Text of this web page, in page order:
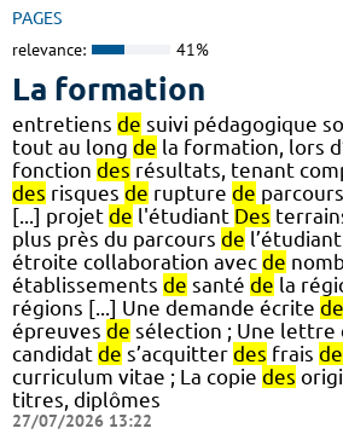
PAGES
relevance: 41%
La formation
entretiens de suivi pédagogique
tout au long de la formation, lors
fonction des résultats, tenant
des risques de rupture de parcours
[...] projet de l'étudiant Des
plus près du parcours de
étroite collaboration avec de
établissements de santé de la
régions [...] Une demande écrite de
épreuves de sélection ; Une lettre
candidat de s’acquitter des frais de
curriculum vitae ; La copie des
titres, diplômes
27/07/2026 13:22